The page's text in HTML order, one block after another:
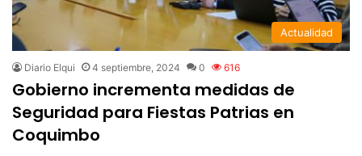
Actualidad
Diario Elqui 4 septiembre, 2024 0 616
Gobierno incrementa medidas de
Seguridad para Fiestas Patrias en
Coquimbo